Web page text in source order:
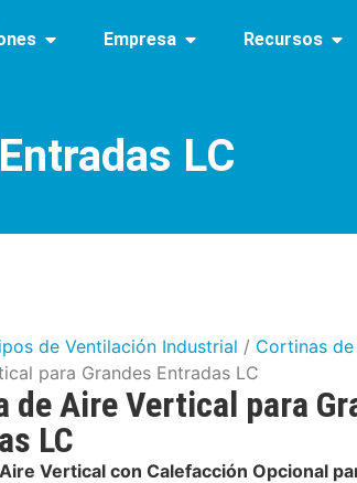
Empresa Recursos
LC
de Ventilación Industrial / Cortinas
para Grandes Entradas LC
de Aire Vertical para
LC
Vertical con Calefacción Opcional